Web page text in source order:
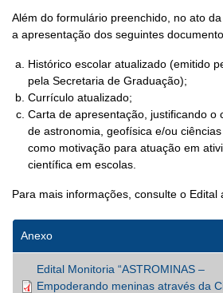
Além do formulário preenchido, no ato
a apresentação dos seguintes
Histórico escolar atualizado (emitido
pela Secretaria de Graduação);
Currículo atualizado;
Carta de apresentação, justificando o
de astronomia, geofísica e/ou
como motivação para atuação em
científica em escolas.
Para mais informações, consulte o Edital
Anexo
Edital Monitoria “ASTROMINAS –
Empoderando meninas através da